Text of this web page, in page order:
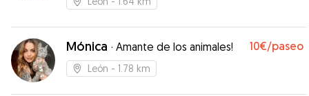
Mónica · Amante de los animales! 10€/paseo
León - 1.78 km